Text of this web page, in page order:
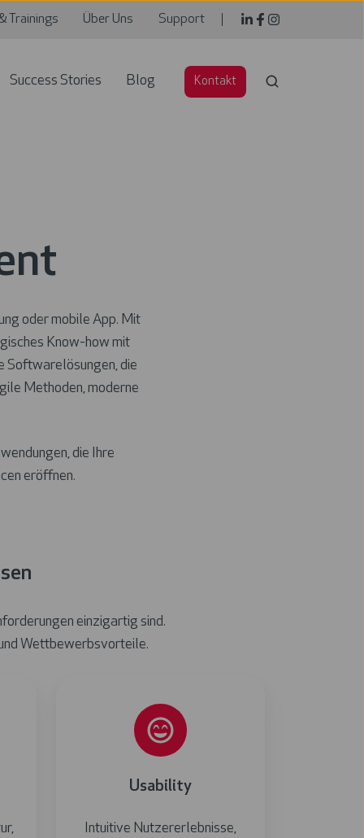
Trainings Über Uns Support
Success Stories Blog Kontakt
oder mobile App. Mit
Know-how mit
Softwarelösungen, die
Methoden, moderne
die Ihre
eröffnen.
einzigartig sind.
Wettbewerbsvorteile.
Usability
Intuitive Nutzererlebnisse,